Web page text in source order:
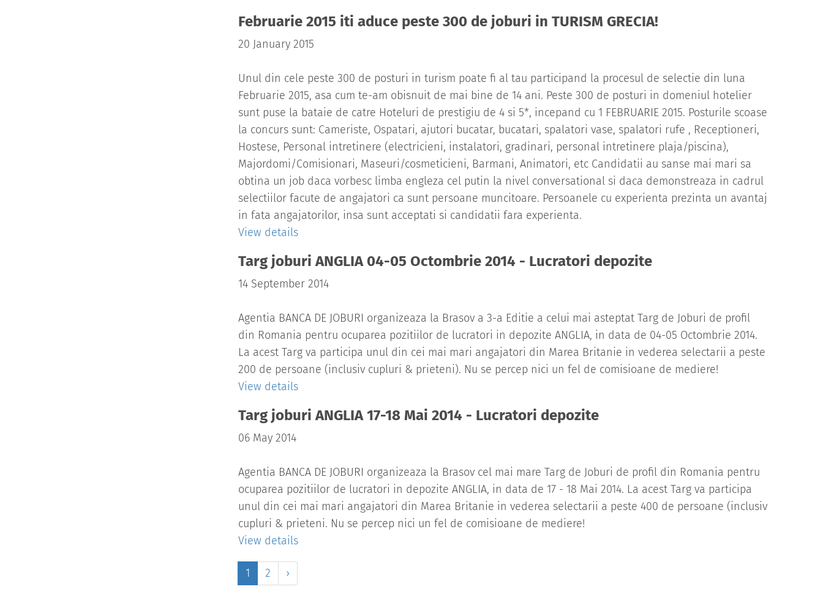
Februarie 2015 iti aduce peste 300 de joburi in TURISM GRECIA!
20 January 2015
Unul din cele peste 300 de posturi in turism poate fi al tau participand la procesul de selectie din luna
Februarie 2015, asa cum te-am obisnuit de mai bine de 14 ani. Peste 300 de posturi in domeniul hotelier
sunt puse la bataie de catre Hoteluri de prestigiu de 4 si 5*, incepand cu 1 FEBRUARIE 2015. Posturile scoase
la concurs sunt: Cameriste, Ospatari, ajutori bucatar, bucatari, spalatori vase, spalatori rufe , Receptioneri,
Hostese, Personal intretinere (electricieni, instalatori, gradinari, personal intretinere plaja/piscina),
Majordomi/Comisionari, Maseuri/cosmeticieni, Barmani, Animatori, etc Candidatii au sanse mai mari sa
obtina un job daca vorbesc limba engleza cel putin la nivel conversational si daca demonstreaza in cadrul
selectiilor facute de angajatori ca sunt persoane muncitoare. Persoanele cu experienta prezinta un avantaj
in fata angajatorilor, insa sunt acceptati si candidatii fara experienta.
View details
Targ joburi ANGLIA 04-05 Octombrie 2014 - Lucratori depozite
14 September 2014
Agentia BANCA DE JOBURI organizeaza la Brasov a 3-a Editie a celui mai asteptat Targ de Joburi de profil
din Romania pentru ocuparea pozitiilor de lucratori in depozite ANGLIA, in data de 04-05 Octombrie 2014.
La acest Targ va participa unul din cei mai mari angajatori din Marea Britanie in vederea selectarii a peste
200 de persoane (inclusiv cupluri & prieteni). Nu se percep nici un fel de comisioane de mediere!
View details
Targ joburi ANGLIA 17-18 Mai 2014 - Lucratori depozite
06 May 2014
Agentia BANCA DE JOBURI organizeaza la Brasov cel mai mare Targ de Joburi de profil din Romania pentru
ocuparea pozitiilor de lucratori in depozite ANGLIA, in data de 17 - 18 Mai 2014. La acest Targ va participa
unul din cei mai mari angajatori din Marea Britanie in vederea selectarii a peste 400 de persoane (inclusiv
cupluri & prieteni. Nu se percep nici un fel de comisioane de mediere!
View details
1 2 ›